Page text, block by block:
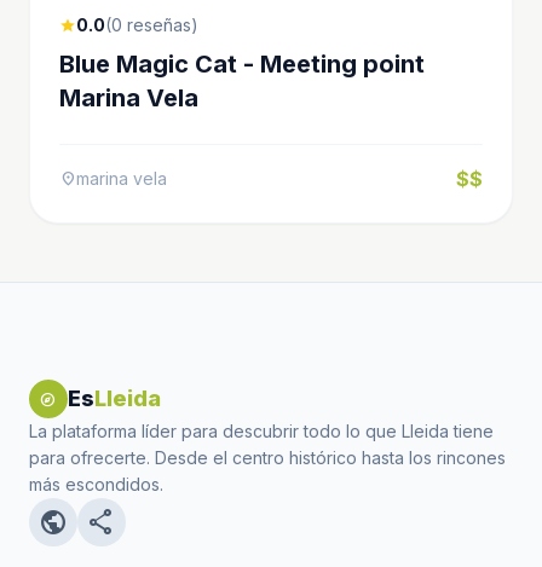
star0.0(0 reseñas)
Blue Magic Cat - Meeting point
Marina Vela
location_onmarina vela $$
explore EsLleida
La plataforma líder para descubrir todo lo que Lleida tiene
para ofrecerte. Desde el centro histórico hasta los rincones
más escondidos.
public share